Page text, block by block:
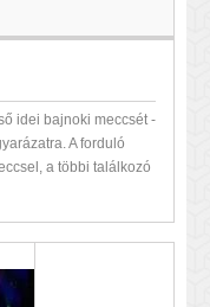
idei bajnoki meccsét -
A forduló
a többi találkozó